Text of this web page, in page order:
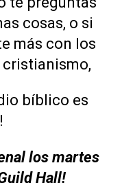
cosas, o si
más con los
bíblico es
los martes
Hall!